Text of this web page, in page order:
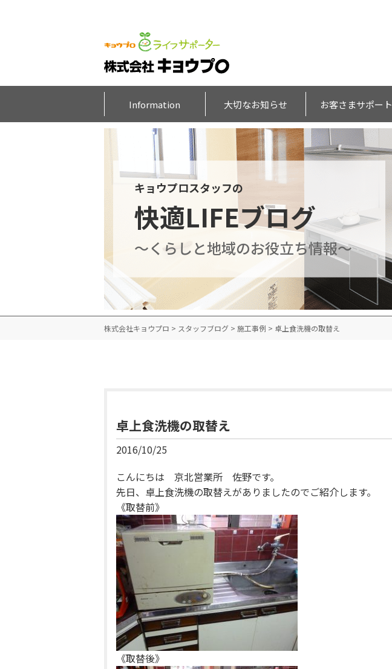
Information 大切なお知らせ お客さまサポート
キョウプロスタッフの
快適LIFEブログ
～くらしと地域のお役立ち情報～
株式会社キョウプロ > スタッフブログ > 施工事例 > 卓上食洗機の取替え
卓上食洗機の取替え
2016/10/25
こんにちは 京北営業所 佐野です。
先日、卓上食洗機の取替えがありましたのでご紹介します。
《取替前》
《取替後》